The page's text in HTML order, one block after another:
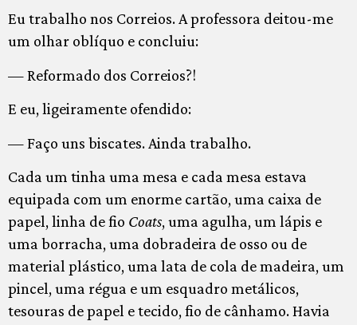
Eu trabalho nos Correios. A professora deitou-me
um olhar oblíquo e concluiu:
— Reformado dos Correios?!
E eu, ligeiramente ofendido:
— Faço uns biscates. Ainda trabalho.
Cada um tinha uma mesa e cada mesa estava
equipada com um enorme cartão, uma caixa de
papel, linha de fio Coats, uma agulha, um lápis e
uma borracha, uma dobradeira de osso ou de
material plástico, uma lata de cola de madeira, um
pincel, uma régua e um esquadro metálicos,
tesouras de papel e tecido, fio de cânhamo. Havia